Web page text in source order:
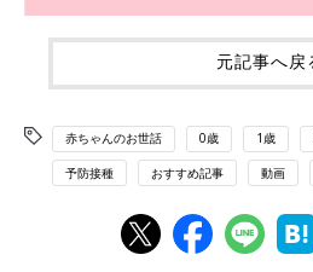
元記事へ戻
赤ちゃんのお世話 0歳 1歳
予防接種 おすすめ記事 動画